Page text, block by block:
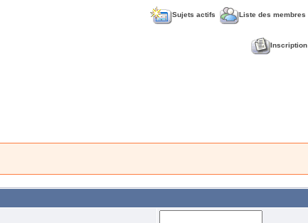
Sujets actifs Liste des membres
Inscription